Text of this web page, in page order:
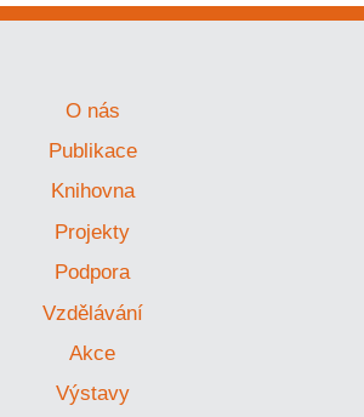
O nás
Publikace
Knihovna
Projekty
Podpora
Vzdělávání
Akce
Výstavy